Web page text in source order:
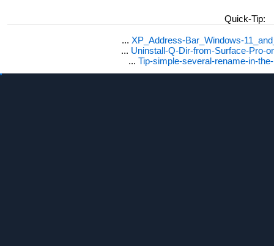
Quick-Tip:
... XP_Address-Bar_Windows-
... Uninstall-Q-Dir-from-Surface-Pro-
... Tip-simple-several-rename-in-